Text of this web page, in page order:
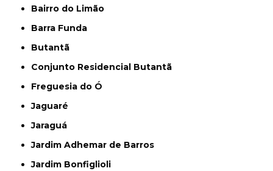
Bairro do Limão
Barra Funda
Butantã
Conjunto Residencial Butantã
Freguesia do Ó
Jaguaré
Jaraguá
Jardim Adhemar de Barros
Jardim Bonfiglioli